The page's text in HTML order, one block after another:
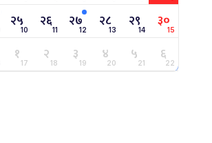
२५10 २६11 २७12 २८13 २९14 ३०15
१17 २18 ३19 ४20 ५21 ६22